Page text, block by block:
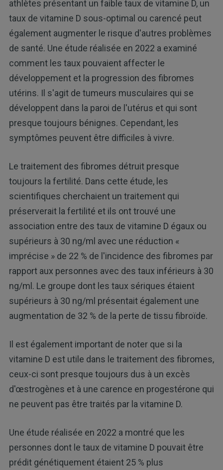
athlètes présentant un faible taux de vitamine D, un
taux de vitamine D sous-optimal ou carencé peut
également augmenter le risque d'autres problèmes
de santé. Une étude réalisée en 2022 a examiné
comment les taux pouvaient affecter le
développement et la progression des fibromes
utérins. Il s'agit de tumeurs musculaires qui se
développent dans la paroi de l'utérus et qui sont
presque toujours bénignes. Cependant, les
symptômes peuvent être difficiles à vivre.
Le traitement des fibromes détruit presque
toujours la fertilité. Dans cette étude, les
scientifiques cherchaient un traitement qui
préserverait la fertilité et ils ont trouvé une
association entre des taux de vitamine D égaux ou
supérieurs à 30 ng/ml avec une réduction «
imprécise » de 22 % de l'incidence des fibromes par
rapport aux personnes avec des taux inférieurs à 30
ng/ml. Le groupe dont les taux sériques étaient
supérieurs à 30 ng/ml présentait également une
augmentation de 32 % de la perte de tissu fibroïde.
Il est également important de noter que si la
vitamine D est utile dans le traitement des fibromes,
ceux-ci sont presque toujours dus à un excès
d'œstrogènes et à une carence en progestérone qui
ne peuvent pas être traités par la vitamine D.
Une étude réalisée en 2022 a montré que les
personnes dont le taux de vitamine D pouvait être
prédit génétiquement étaient 25 % plus